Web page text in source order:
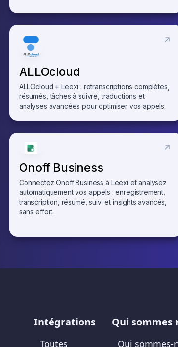
ALLOcloud
ALLOcloud + Leexi : retranscriptions complètes,
résumés, tâches à suivre, traductions et
analyses avancées pour optimiser vos appels.
Onoff Business
Connectez Onoff Business à Leexi et analysez
automatiquement vos appels : enregistrement,
transcription, résumé, suivi et insights avancés,
sans effort.
Intégrations
Toutes
Qui sommes
Qui sommes-